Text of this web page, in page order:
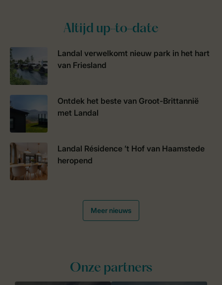
Altijd up-to-date
Landal verwelkomt nieuw park in het hart
van Friesland
Ontdek het beste van Groot-Brittannië
met Landal
Landal Résidence ’t Hof van Haamstede
heropend
Meer nieuws
Onze partners